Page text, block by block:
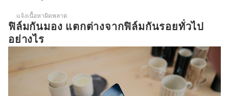
ฟิล์มกันมองสามารถใช้งานร่วมกับเคสมือถือได้หรือไม่
แจ้งเนื้อหาผิดพลาด
ฟิล์มกันมอง แตกต่างจากฟิล์มกันรอยทั่วไป
อย่างไร